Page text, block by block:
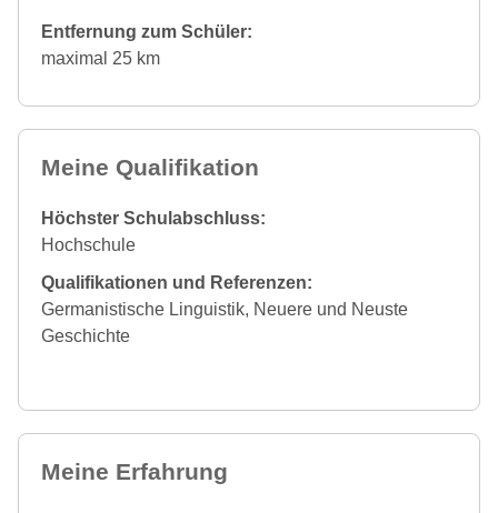
Entfernung zum Schüler:
maximal 25 km
Meine Qualifikation
Höchster Schulabschluss:
Hochschule
Qualifikationen und Referenzen:
Germanistische Linguistik, Neuere und Neuste
Geschichte
Meine Erfahrung